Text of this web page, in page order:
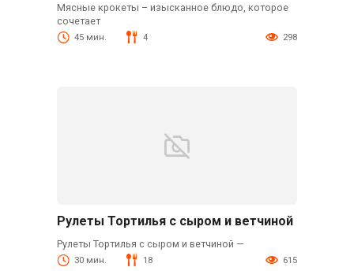
Мясные крокеты – изысканное блюдо, которое
сочетает
45 мин. 4 298
Рулеты Тортилья с сыром и ветчиной
Рулеты Тортилья с сыром и ветчиной —
30 мин. 18 615